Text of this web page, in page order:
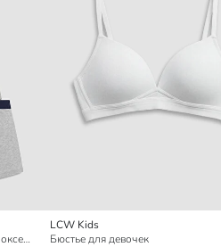
Мужские хлопковые эластичные боксеры, упаковка из 4 штук
LCW Kids
Бюстье для девочек